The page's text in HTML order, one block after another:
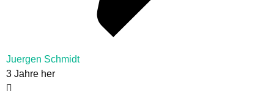
Juergen Schmidt
3 Jahre her